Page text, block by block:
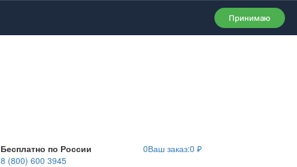
Принимаю
Бесплатно по России
8 (800) 600 3945
0Ваш заказ:0 ₽